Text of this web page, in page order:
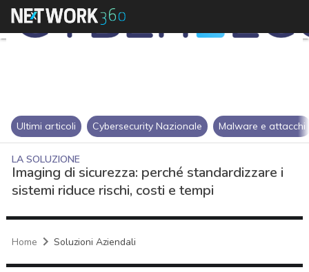
Ultimi articoli Cybersecurity Nazionale Malware e attacchi
LA SOLUZIONE
Imaging di sicurezza: perché standardizzare i
sistemi riduce rischi, costi e tempi
Home Soluzioni Aziendali